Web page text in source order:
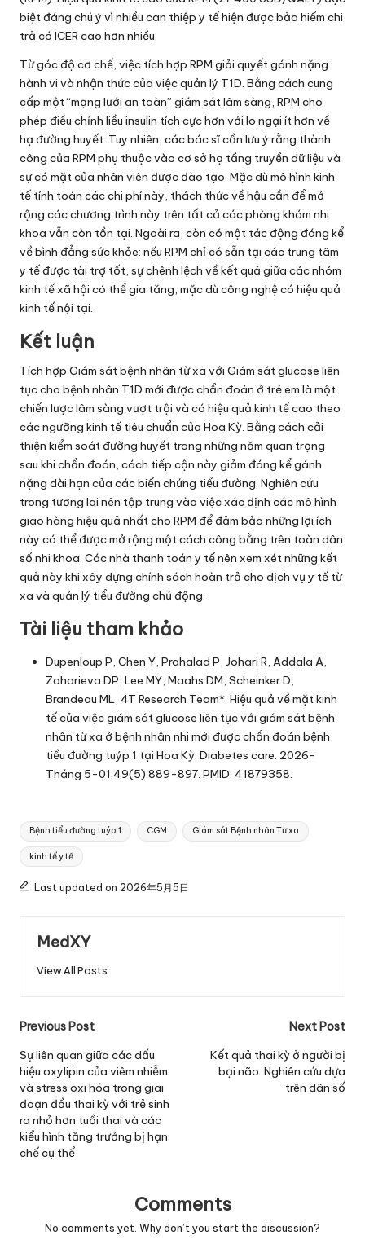
biệt đáng chú ý vì nhiều can thiệp y tế hiện được bảo hiểm chi
trả có ICER cao hơn nhiều.
Từ góc độ cơ chế, việc tích hợp RPM giải quyết gánh nặng
hành vi và nhận thức của việc quản lý T1D. Bằng cách cung
cấp một “mạng lưới an toàn” giám sát lâm sàng, RPM cho
phép điều chỉnh liều insulin tích cực hơn với lo ngại ít hơn về
hạ đường huyết. Tuy nhiên, các bác sĩ cần lưu ý rằng thành
công của RPM phụ thuộc vào cơ sở hạ tầng truyền dữ liệu và
sự có mặt của nhân viên được đào tạo. Mặc dù mô hình kinh
tế tính toán các chi phí này, thách thức về hậu cần để mở
rộng các chương trình này trên tất cả các phòng khám nhi
khoa vẫn còn tồn tại. Ngoài ra, còn có một tác động đáng kể
về bình đẳng sức khỏe: nếu RPM chỉ có sẵn tại các trung tâm
y tế được tài trợ tốt, sự chênh lệch về kết quả giữa các nhóm
kinh tế xã hội có thể gia tăng, mặc dù công nghệ có hiệu quả
kinh tế nội tại.
Kết luận
Tích hợp Giám sát bệnh nhân từ xa với Giám sát glucose liên
tục cho bệnh nhân T1D mới được chẩn đoán ở trẻ em là một
chiến lược lâm sàng vượt trội và có hiệu quả kinh tế cao theo
các ngưỡng kinh tế tiêu chuẩn của Hoa Kỳ. Bằng cách cải
thiện kiểm soát đường huyết trong những năm quan trọng
sau khi chẩn đoán, cách tiếp cận này giảm đáng kể gánh
nặng dài hạn của các biến chứng tiểu đường. Nghiên cứu
trong tương lai nên tập trung vào việc xác định các mô hình
giao hàng hiệu quả nhất cho RPM để đảm bảo những lợi ích
này có thể được mở rộng một cách công bằng trên toàn dân
số nhi khoa. Các nhà thanh toán y tế nên xem xét những kết
quả này khi xây dựng chính sách hoàn trả cho dịch vụ y tế từ
xa và quản lý tiểu đường chủ động.
Tài liệu tham khảo
Dupenloup P, Chen Y, Prahalad P, Johari R, Addala A,
Zaharieva DP, Lee MY, Maahs DM, Scheinker D,
Brandeau ML, 4T Research Team*. Hiệu quả về mặt kinh
tế của việc giám sát glucose liên tục với giám sát bệnh
nhân từ xa ở bệnh nhân nhi mới được chẩn đoán bệnh
tiểu đường tuýp 1 tại Hoa Kỳ. Diabetes care. 2026-
Tháng 5-01;49(5):889-897. PMID: 41879358.
Tags:
Bệnh tiểu đường tuýp 1 CGM Giám sát Bệnh nhân Từ xa
kinh tế y tế
Last updated on 2026年5月5日
MedXY
View All Posts
Post
navigation
Previous Post
Sự liên quan giữa các dấu
hiệu oxylipin của viêm nhiễm
và stress oxi hóa trong giai
đoạn đầu thai kỳ với trẻ sinh
ra nhỏ hơn tuổi thai và các
kiểu hình tăng trưởng bị hạn
chế cụ thể
Next Post
Kết quả thai kỳ ở người bị
bại não: Nghiên cứu dựa
trên dân số
Comments
No comments yet. Why don’t you start the discussion?